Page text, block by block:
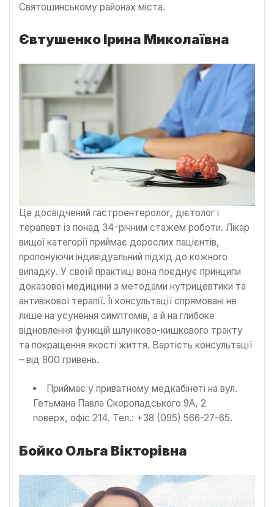
Святошинському районах міста.
Євтушенко Ірина Миколаївна
Це досвідчений гастроентеролог, дієтолог і
терапевт із понад 34-річним стажем роботи. Лікар
вищої категорії приймає дорослих пацієнтів,
пропонуючи індивідуальний підхід до кожного
випадку. У своїй практиці вона поєднує принципи
доказової медицини з методами нутрицевтики та
антивікової терапії. Її консультації спрямовані не
лише на усунення симптомів, а й на глибоке
відновлення функцій шлунково-кишкового тракту
та покращення якості життя. Вартість консультації
– від 800 гривень.
Приймає у приватному медкабінеті на вул.
Гетьмана Павла Скоропадського 9А, 2
поверх, офіс 214. Тел.: +38 (095) 566-27-65.
Бойко Ольга Вікторівна